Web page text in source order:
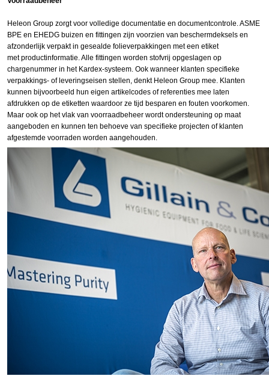
Heleon Group zorgt voor volledige documentatie en documentcontrole. ASME
BPE en EHEDG buizen en fittingen zijn voorzien van beschermdeksels en
afzonderlijk verpakt in gesealde folieverpakkingen met een etiket
met productinformatie. Alle fittingen worden stofvrij opgeslagen op
chargenummer in het Kardex-systeem. Ook wanneer klanten specifieke
verpakkings- of leveringseisen stellen, denkt Heleon Group mee. Klanten
kunnen bijvoorbeeld hun eigen artikelcodes of referenties mee laten
afdrukken op de etiketten waardoor ze tijd besparen en fouten voorkomen.
Maar ook op het vlak van voorraadbeheer wordt ondersteuning op maat
aangeboden en kunnen ten behoeve van specifieke projecten of klanten
afgestemde voorraden worden aangehouden.